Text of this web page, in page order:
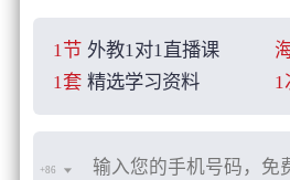
1节 外教1对1直播课
1套 精选学习资料 1
+86